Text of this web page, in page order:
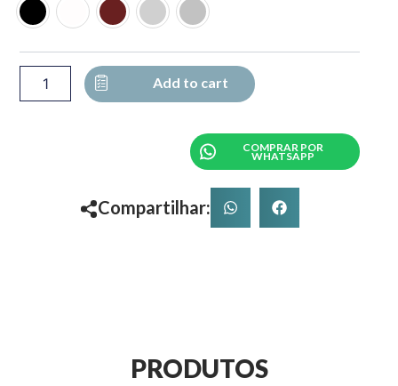
-
ARGOLA
PARA
CORRENTE
DE
Add to cart
COMPRAR POR
WHATSAPP
Compartilhar:
PRODUTOS